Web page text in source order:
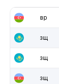
вр
зщ
зщ
зщ